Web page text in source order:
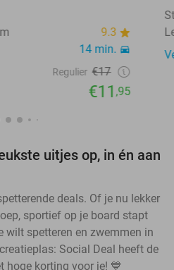
9.3
14 min.
Regulier €17
€11,95
uitjes op, in én aan
deals. Of je nu lekker
sportief op je board stapt
wilt spetteren en zwemmen in
Social Deal heeft de
hoge korting voor je! 💙